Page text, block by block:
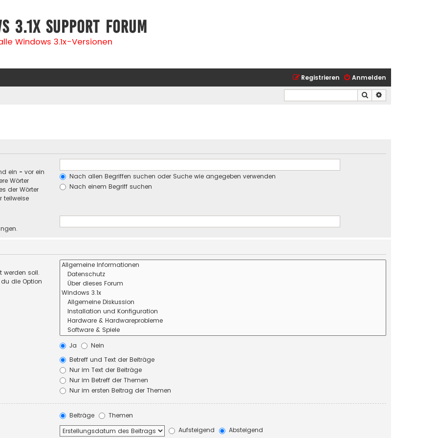
3.1x Support Forum
Windows 3.1x-Versionen
Anmelden
Registrieren
Suche
ein - vor ein
Wörter
der Wörter
teilweise
Nach allen Begriffen suchen oder Suche wie angegeben verwenden
Nach einem Begriff suchen
werden soll.
die Option
Ja
Nein
Betreff und Text der Beiträge
Nur im Text der Beiträge
Nur im Betreff der Themen
Nur im ersten Beitrag der Themen
Beiträge
Themen
Aufsteigend
Absteigend